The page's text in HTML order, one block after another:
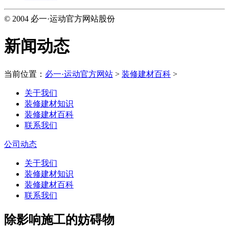
© 2004 必一·运动官方网站股份
新闻动态
当前位置： 必一·运动官方网站 > 装修建材百科 >
关于我们
装修建材知识
装修建材百科
联系我们
公司动态
关于我们
装修建材知识
装修建材百科
联系我们
除影响施工的妨碍物